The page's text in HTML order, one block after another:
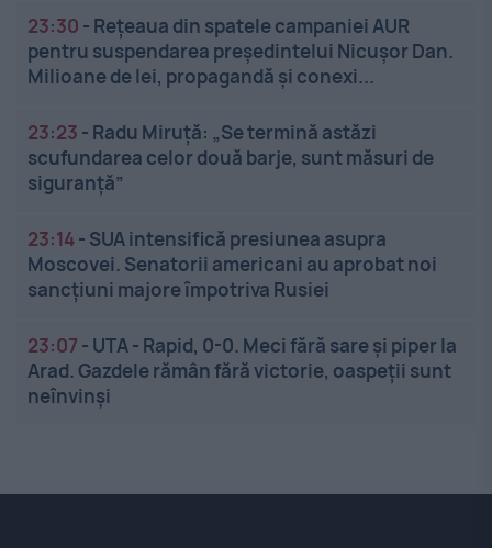
23:30 - Rețeaua din spatele campaniei AUR
pentru suspendarea președintelui Nicușor Dan.
Milioane de lei, propagandă și conexi...
23:23 - Radu Miruță: „Se termină astăzi
scufundarea celor două barje, sunt măsuri de
siguranţă”
23:14- SUA intensifică presiunea asupra
Moscovei. Senatorii americani au aprobat noi
sancțiuni majore împotriva Rusiei
23:07 - UTA - Rapid, 0-0. Meci fără sare și piper la
Arad. Gazdele rămân fără victorie, oaspeții sunt
neînvinși